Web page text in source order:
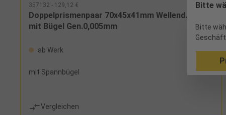
357132 - 129,12 €
Doppelprismenpaar 70x45x41mm Wellend. 40mm
mit Bügel Gen.0,005mm
ab Werk
mit Spannbügel
Vergleichen
Bitte
Bitte